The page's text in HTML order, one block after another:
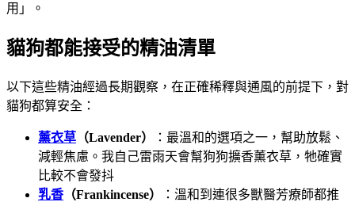
用」。
貓狗都能接受的精油清單
以下這些精油經過長期觀察，在正確稀釋與通風的前提下，對
貓狗都算安全：
薰衣草 （Lavender）
：最溫和的選項之一，幫助放鬆、
減輕焦慮。我自己雷雨天會幫狗狗擴香薰衣草，牠確實
比較不會發抖
乳香 （Frankincense）
：溫和到連很多獸醫芳療師都推